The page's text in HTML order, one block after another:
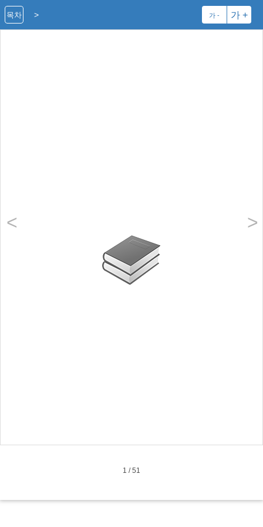
> 가 - 가 +
목차
< >
1 /51